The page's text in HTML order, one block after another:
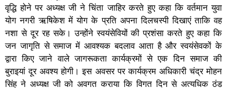
वृद्धि होने पर अध्यक्ष जी ने चिंता जाहिर करते हुए कहा कि वर्तमान युवा
योग नगरी ऋषिकेश में योग के प्रति अपना दिलचस्पी दिखाएं ताकि वह
नशा से दूर रह सके। उन्होंने स्वयंसेवियों की प्रशंसा करते हुए कहा कि
जन जागृति से समाज में आवश्यक बदलाव आता है और स्वयंसेवकों के
द्वारा किए जाने वाले जागरूकता कार्यक्रमों से एक दिन समाज की
बुराइयां दूर अवश्य होगी। इस अवसर पर कार्यक्रम अधिकारी चंद्र मोहन
सिंह ने अध्यक्ष जी को अवगत कराया कि विगत दिन से अत्यधिक ठंड